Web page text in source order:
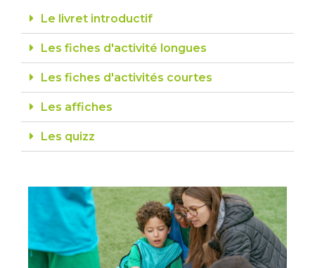
Le livret introductif
Les fiches d'activité longues
Les fiches d'activités courtes
Les affiches
Les quizz